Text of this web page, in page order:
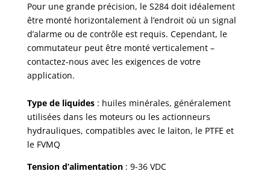
Pour une grande précision, le S284 doit idéalement
être monté horizontalement à l’endroit où un signal
d’alarme ou de contrôle est requis. Cependant, le
commutateur peut être monté verticalement –
contactez-nous avec les exigences de votre
application.
Type de liquides: huiles minérales, généralement
utilisées dans les moteurs ou les actionneurs
hydrauliques, compatibles avec le laiton, le PTFE et
le FVMQ
Tension d’alimentation: 9-36 VDC